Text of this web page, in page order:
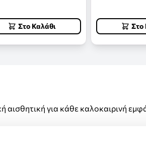
Στο Καλάθι Στο
για κάθε καλοκαιρινή